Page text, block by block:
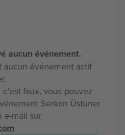
aucun événement.
aucun événement actif
faux, vous pouvez
Serkan Üstüner
e-mail sur